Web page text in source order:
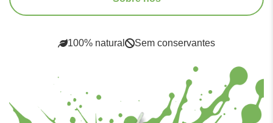
100% natural Sem conservantes